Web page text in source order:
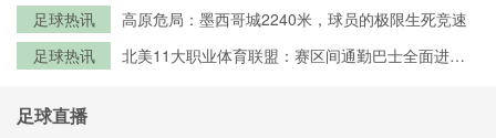
足球热讯
高原危局：墨西哥城2240米，球员的极限生死竞速
足球热讯
北美11大职业体育联盟：赛区间通勤巴士全面进入
足球直播